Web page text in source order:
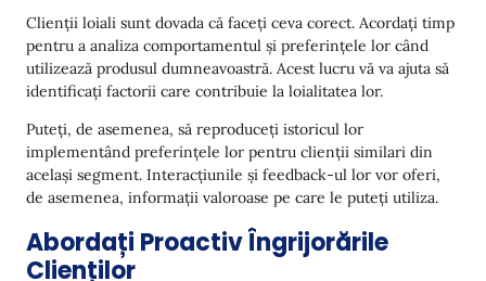
Clienții loiali sunt dovada că faceți ceva corect. Acordați timp
pentru a analiza comportamentul și preferințele lor când
utilizează produsul dumneavoastră. Acest lucru vă va ajuta să
identificați factorii care contribuie la loialitatea lor.
Puteți, de asemenea, să reproduceți istoricul lor
implementând preferințele lor pentru clienții similari din
același segment. Interacțiunile și feedback-ul lor vor oferi,
de asemenea, informații valoroase pe care le puteți utiliza.
Abordați Proactiv Îngrijorările
Clienților